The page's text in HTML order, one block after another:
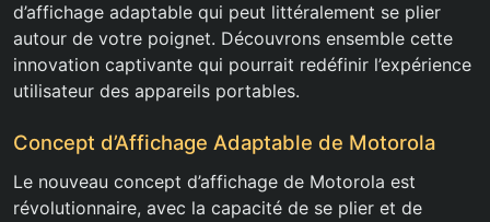
d’affichage adaptable qui peut littéralement se plier
autour de votre poignet. Découvrons ensemble cette
innovation captivante qui pourrait redéfinir l’expérience
utilisateur des appareils portables.
Concept d’Affichage Adaptable de Motorola
Le nouveau concept d’affichage de Motorola est
révolutionnaire, avec la capacité de se plier et de